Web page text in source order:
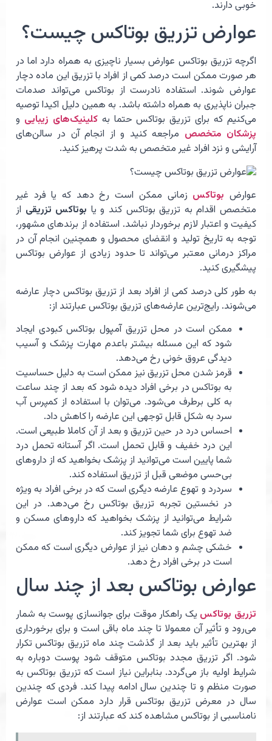
خوبی دارند.
عوارض تزریق بوتاکس چیست؟
اگرچه تزریق بوتاکس عوارض بسیار ناچیزی به همراه دارد اما در
هر صورت ممکن است درصد کمی از افراد با تزریق این ماده دچار
عوارض شوند. استفاده نادرست از بوتاکس می‌تواند صدمات
جبران ناپذیری به همراه داشته باشد. به همین دلیل اکیدا توصیه
می‌کنیم که برای تزریق بوتاکس حتما بهکلینیک‌های زیبایی و
پزشکان متخصص مراجعه کنید و از انجام آن در سالن‌های
آرایشی و نزد افراد غیر متخصص به شدت پرهیز کنید.
عوارض بوتاکس زمانی ممکن است رخ دهد که یا فرد غیر
متخصص اقدام به تزریق بوتاکس کند و یا بوتاکس تزریقی از
کیفیت و اعتبار لازم برخوردار نباشد. استفاده از برندهای مشهور،
توجه به تاریخ تولید و انقضای محصول و همچنین انجام آن در
مراکز درمانی معتبر می‌تواند تا حدود زیادی از عوارض بوتاکس
پیشگیری کنید.
به طور کلی درصد کمی از افراد بعد از تزریق بوتاکس دچار عارضه
می‌شوند. رایج‌ترین عارضه‌های تزریق بوتاکس عبارتند از:
ممکن است در محل تزریق آمپول بوتاکس کبودی ایجاد
شود که این مسئله بیشتر باعدم مهارت پزشک و آسیب
دیدگی عروق خونی رخ می‌دهد.
قرمز شدن محل تزریق نیز ممکن است به دلیل حساسیت
به بوتاکس در برخی افراد دیده شود که بعد از چند ساعت
به کلی برطرف می‌شود. می‌توان با استفاده از کمپرس آب
سرد به شکل قابل توجهی این عارضه را کاهش داد.
احساس درد در حین تزریق و بعد از آن کاملا طبیعی است.
این درد خفیف و قابل تحمل است. اگر آستانه تحمل درد
شما پایین است می‌توانید از پزشک بخواهید که از داروهای
بی‌حسی موضعی قبل از تزریق استفاده کند.
سردرد و تهوع عارضه دیگری است که در برخی افراد به ویژه
در نخستین تجربه تزریق بوتاکس رخ می‌دهد. در این
شرایط می‌توانید از پزشک بخواهید که داروهای مسکن و
ضد تهوع برای شما تجویز کند.
خشکی چشم و دهان نیز از عوارض دیگری است که ممکن
است در برخی افراد رخ دهد.
عوارض بوتاکس بعد از چند سال
تزریق بوتاکس یک راهکار موقت برای جوانسازی پوست به شمار
می‌رود و تأثیر آن معمولا تا چند ماه باقی است و برای برخورداری
از بهترین تأثیر باید بعد از گذشت چند ماه تزریق بوتاکس تکرار
شود. اگر تزریق مجدد بوتاکس متوقف شود پوست دوباره به
شرایط اولیه باز می‌گردد. بنابراین نیاز است که تزریق بوتاکس به
صورت منظم و تا چندین سال ادامه پیدا کند. فردی که چندین
سال در معرض تزریق بوتاکس قرار دارد ممکن است عوارض
نامناسبی از بوتاکس مشاهده کند که عبارتند از: